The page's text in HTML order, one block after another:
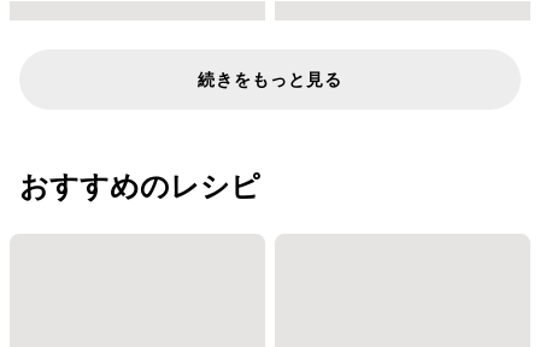
続きをもっと見る
おすすめのレシピ